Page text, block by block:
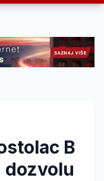
B